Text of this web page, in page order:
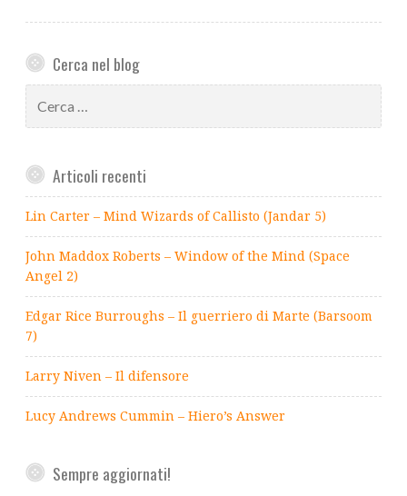
Cerca nel blog
per:
Articoli recenti
Lin Carter – Mind Wizards of Callisto (Jandar 5)
John Maddox Roberts – Window of the Mind (Space
Angel 2)
Edgar Rice Burroughs – Il guerriero di Marte (Barsoom
7)
Larry Niven – Il difensore
Lucy Andrews Cummin – Hiero’s Answer
Sempre aggiornati!